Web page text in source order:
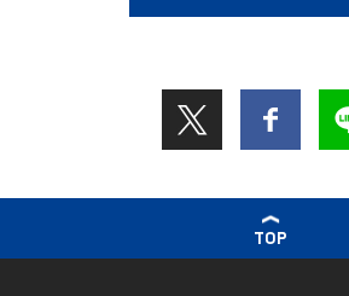
TOP